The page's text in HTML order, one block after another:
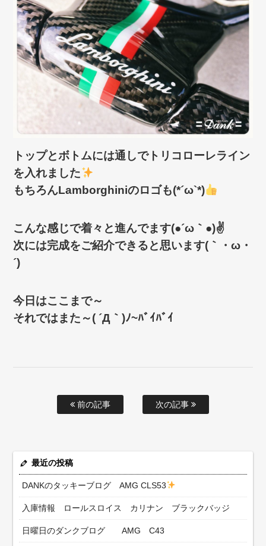
トップとボトムには通しでトリコローレライン
を入れました
もちろんLamborghiniのロゴも(*´ω`*)
こんな感じで着々と進んでます(●´ω｀●)✌
次には完成をご紹介できると思います(｀・ω・
´)ゞ
今日はここまで～
それではまた～( ´Д｀)ﾉ~ﾊﾞｲﾊﾞｲ
前の記事 次の記事
最近の投稿
DANKのタッキーブログ AMG CLS53
入庫情報 ロールスロイス カリナン ブラックバッジ
日曜日のダンクブログ AMG C43